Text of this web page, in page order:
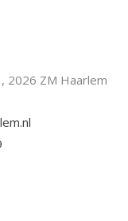
2026 ZM Haarlem